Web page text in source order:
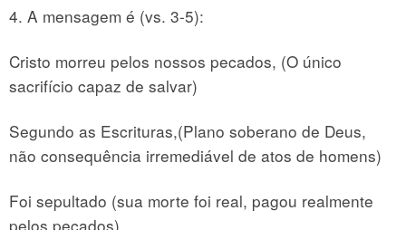
4. A mensagem é (vs. 3-5):
Cristo morreu pelos nossos pecados, (O único
sacrifício capaz de salvar)
Segundo as Escrituras,(Plano soberano de Deus,
não consequência irremediável de atos de homens)
Foi sepultado (sua morte foi real, pagou realmente
pelos pecados)